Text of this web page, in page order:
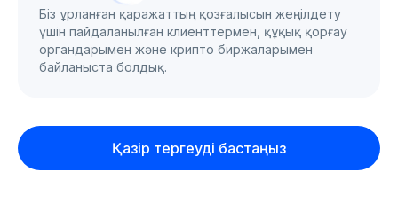
Біз ұрланған қаражаттың қозғалысын жеңілдету
үшін пайдаланылған клиенттермен, құқық қорғау
органдарымен және крипто биржаларымен
байланыста болдық.
Қазір тергеуді бастаңыз